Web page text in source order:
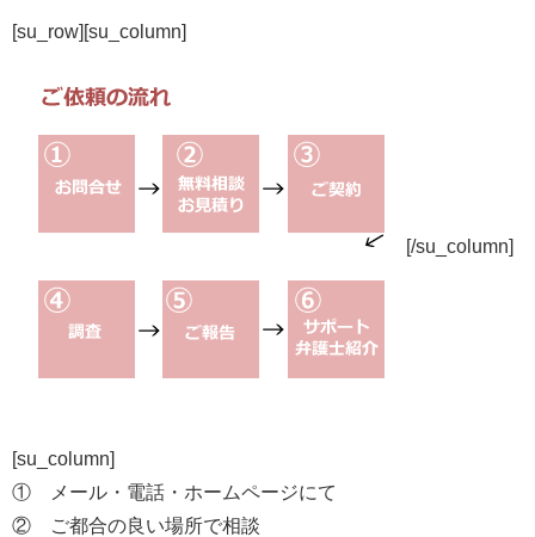
[su_row][su_column]
[/su_column]
[su_column]
① メール・電話・ホームページにて
② ご都合の良い場所で相談